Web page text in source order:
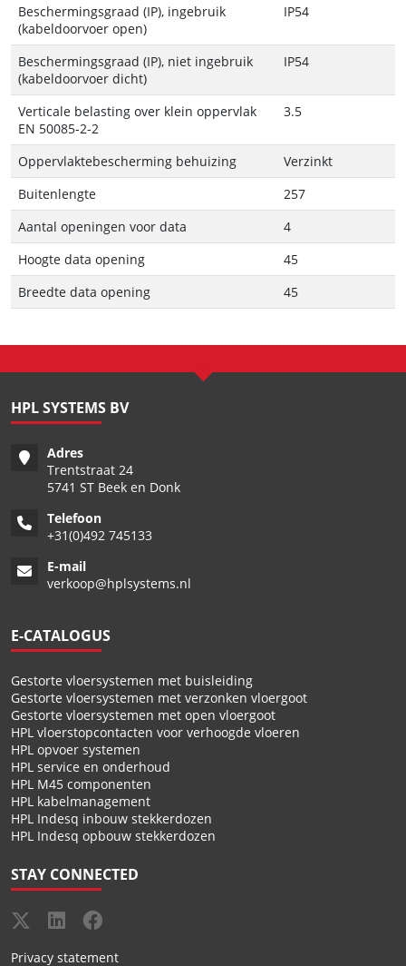
Beschermingsgraad (IP), ingebruik
(kabeldoorvoer open)
IP54
Beschermingsgraad (IP), niet ingebruik
(kabeldoorvoer dicht)
IP54
Verticale belasting over klein oppervlak
EN 50085-2-2
3.5
Oppervlaktebescherming behuizing
Verzinkt
Buitenlengte
257
Aantal openingen voor data
4
Hoogte data opening
45
Breedte data opening
45
HPL SYSTEMS BV
Adres
Trentstraat 24
5741 ST Beek en Donk
Telefoon
+31(0)492 745133
E-mail
verkoop@hplsystems.nl
E-CATALOGUS
Gestorte vloersystemen met buisleiding
Gestorte vloersystemen met verzonken vloergoot
Gestorte vloersystemen met open vloergoot
HPL vloerstopcontacten voor verhoogde vloeren
HPL opvoer systemen
HPL service en onderhoud
HPL M45 componenten
HPL kabelmanagement
HPL Indesq inbouw stekkerdozen
HPL Indesq opbouw stekkerdozen
STAY CONNECTED
Privacy statement